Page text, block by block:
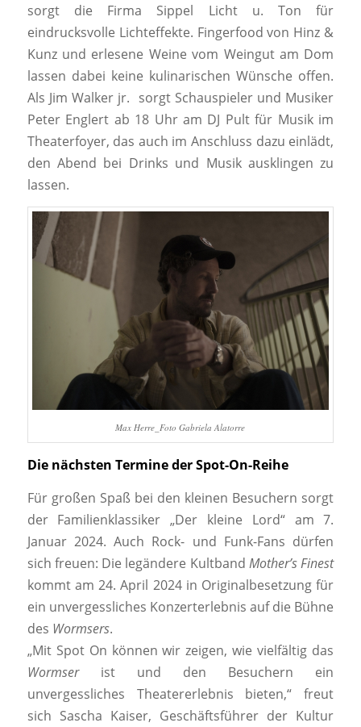
sorgt die Firma Sippel Licht u. Ton für
eindrucksvolle Lichteffekte. Fingerfood von Hinz &
Kunz und erlesene Weine vom Weingut am Dom
lassen dabei keine kulinarischen Wünsche offen.
Als Jim Walker jr. sorgt Schauspieler und Musiker
Peter Englert ab 18 Uhr am DJ Pult für Musik im
Theaterfoyer, das auch im Anschluss dazu einlädt,
den Abend bei Drinks und Musik ausklingen zu
lassen.
Max Herre_Foto Gabriela Alatorre
Die nächsten Termine der Spot-On-Reihe
Für großen Spaß bei den kleinen Besuchern sorgt
der Familienklassiker „Der kleine Lord“ am 7.
Januar 2024. Auch Rock- und Funk-Fans dürfen
sich freuen: Die legändere KultbandMother’s Finest
kommt am 24. April 2024 in Originalbesetzung für
ein unvergessliches Konzerterlebnis auf die Bühne
des Wormsers.
„Mit Spot On können wir zeigen, wie vielfältig das
Wormserist und den Besuchern ein
unvergessliches Theatererlebnis bieten,“ freut
sich Sascha Kaiser, Geschäftsführer der Kultur